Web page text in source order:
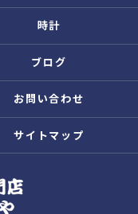
時計
ブログ
お問い合わせ
サイトマップ